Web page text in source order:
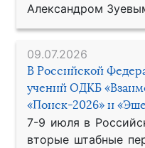
Александром
09.07.2026
В Российской
учений ОДКБ
«Поиск-2026» и
7-9 июля в
вторые штабные